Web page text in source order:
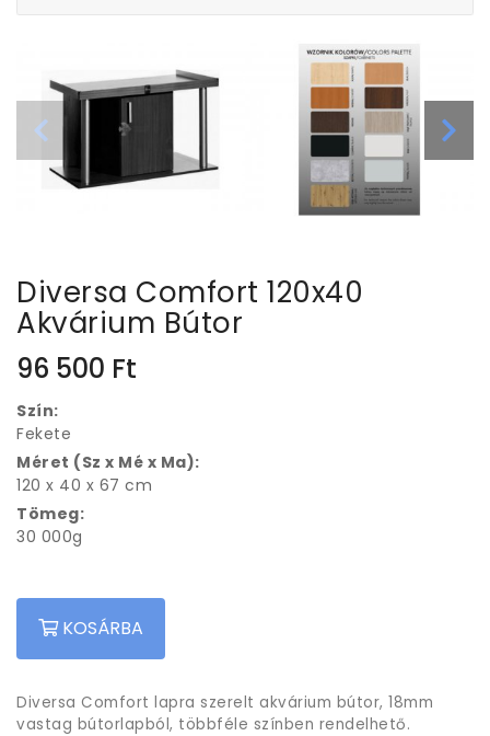
Diversa Comfort 120x40
Akvárium Bútor
96 500 Ft
Szín:
Fekete
Méret (Sz x Mé x Ma):
120 x 40 x 67 cm
Tömeg:
30 000g
KOSÁRBA
Diversa Comfort lapra szerelt akvárium bútor, 18mm
vastag bútorlapból, többféle színben rendelhető.